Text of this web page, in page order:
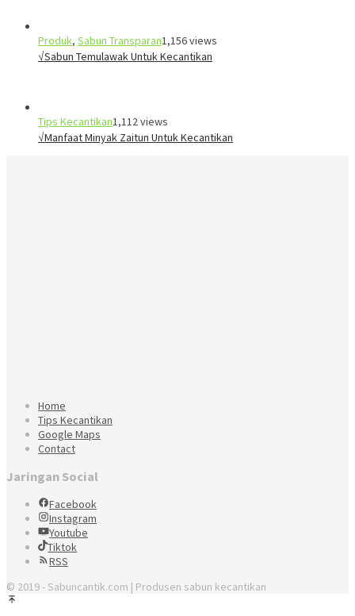
Produk, Sabun Transparan1,156 views
√Sabun Temulawak Untuk Kecantikan
Tips Kecantikan1,112 views
√Manfaat Minyak Zaitun Untuk Kecantikan
Home
Tips Kecantikan
Google Maps
Contact
Jaringan Social
Facebook
Instagram
Youtube
Tiktok
RSS
© 2019 - Sabuncantik.com | Produsen sabun kecantikan